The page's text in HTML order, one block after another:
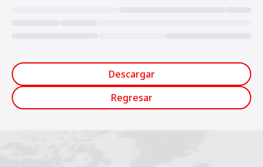
Descargar
Regresar